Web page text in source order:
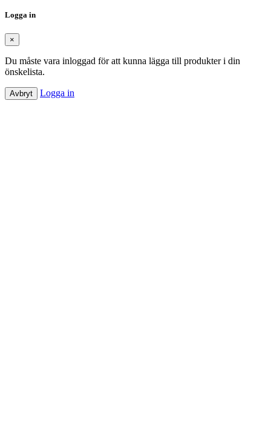
Logga in
×
Du måste vara inloggad för att kunna lägga till produkter i din
önskelista.
Avbryt Logga in